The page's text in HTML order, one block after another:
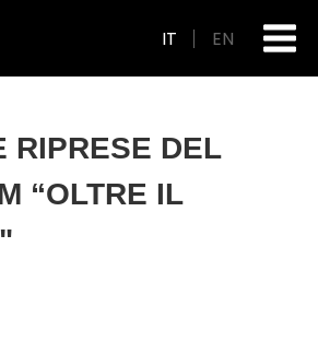
IT EN
RIPRESE DEL
“OLTRE IL